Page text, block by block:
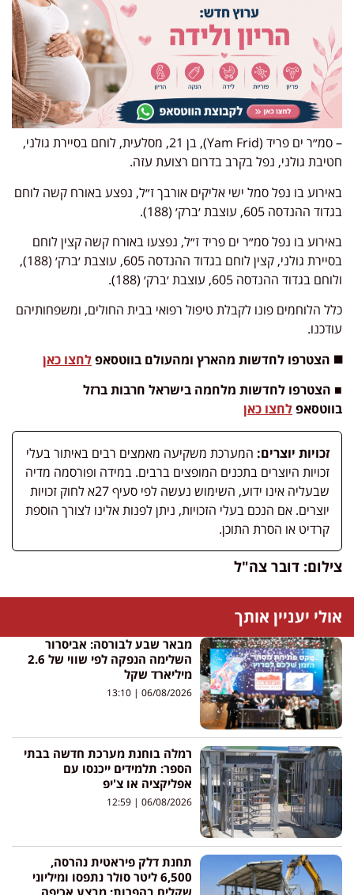
– סמ״ר ים פריד (Yam Frid), בן 21, מסלעית, לוחם בסיירת גולני,
חטיבת גולני, נפל בקרב בדרום רצועת עזה.
באירוע בו נפל סמל ישי אליקים אורבך ז״ל, נפצע באורח קשה לוחם
בגדוד ההנדסה 605, עוצבת ׳ברק׳ (188).
באירוע בו נפל סמ״ר ים פריד ז״ל, נפצעו באורח קשה קצין לוחם
בסיירת גולני, קצין לוחם בגדוד ההנדסה 605, עוצבת ׳ברק׳ (188),
ולוחם בגדוד ההנדסה 605, עוצבת ׳ברק׳ (188).
כלל הלוחמים פונו לקבלת טיפול רפואי בבית החולים, ומשפחותיהם
עודכנו.
◼️ הצטרפו לחדשות מהארץ ומהעולם בווטסאפלחצו כאן
■ הצטרפו לחדשות מלחמה בישראל חרבות ברזל
בווטסאפלחצו כאן
זכויות יוצרים: המערכת משקיעה מאמצים רבים באיתור בעלי
זכויות היוצרים בתכנים המופצים ברבים. במידה ופורסמה מדיה
שבעליה אינו ידוע, השימוש נעשה לפי סעיף 27א לחוק זכויות
יוצרים. אם הנכם בעלי הזכויות, ניתן לפנות אלינו לצורך הוספת
קרדיט או הסרת התוכן.
צילום: דובר צה"ל
אולי יעניין אותך
מבאר שבע לבורסה: אביסרור
השלימה הנפקה לפי שווי של 2.6
מיליארד שקל
06/08/2026
רמלה בוחנת מערכת חדשה בבתי
הספר: תלמידים ייכנסו עם
אפליקציה או צ'יפ
06/08/2026
תחנת דלק פיראטית נהרסה,
6,500 ליטר סולר נתפסו ומיליוני